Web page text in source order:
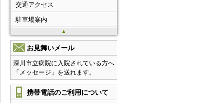
▲
交通アクセス
駐車場案内
お見舞いメール
深川市立病院に入院されている方へ
「メッセージ」を送れます。
携帯電話のご利用について